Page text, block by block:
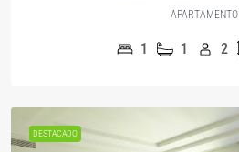
APARTAMENTO
1 1 2
DESTACADO